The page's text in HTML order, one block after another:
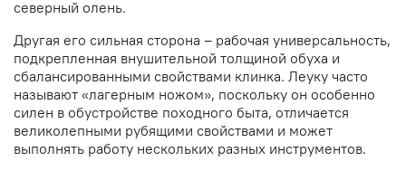
северный олень.
Другая его сильная сторона – рабочая универсальность,
подкрепленная внушительной толщиной обуха и
сбалансированными свойствами клинка. Леуку часто
называют «лагерным ножом», поскольку он особенно
силен в обустройстве походного быта, отличается
великолепными рубящими свойствами и может
выполнять работу нескольких разных инструментов.